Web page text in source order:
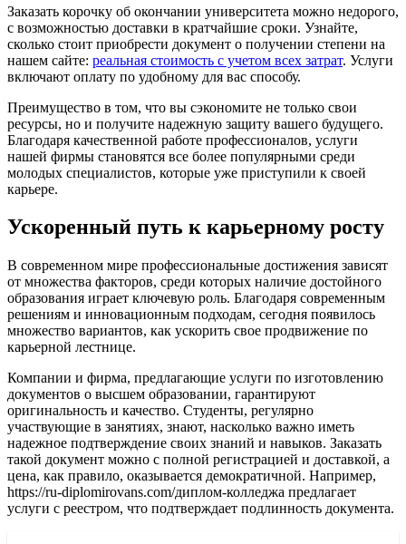
Заказать корочку об окончании университета можно недорого,
с возможностью доставки в кратчайшие сроки. Узнайте,
сколько стоит приобрести документ о получении степени на
нашем сайте: реальная стоимость с учетом всех затрат. Услуги
включают оплату по удобному для вас способу.
Преимущество в том, что вы сэкономите не только свои
ресурсы, но и получите надежную защиту вашего будущего.
Благодаря качественной работе профессионалов, услуги
нашей фирмы становятся все более популярными среди
молодых специалистов, которые уже приступили к своей
карьере.
Ускоренный путь к карьерному росту
В современном мире профессиональные достижения зависят
от множества факторов, среди которых наличие достойного
образования играет ключевую роль. Благодаря современным
решениям и инновационным подходам, сегодня появилось
множество вариантов, как ускорить свое продвижение по
карьерной лестнице.
Компании и фирма, предлагающие услуги по изготовлению
документов о высшем образовании, гарантируют
оригинальность и качество. Студенты, регулярно
участвующие в занятиях, знают, насколько важно иметь
надежное подтверждение своих знаний и навыков. Заказать
такой документ можно с полной регистрацией и доставкой, а
цена, как правило, оказывается демократичной. Например,
https://ru-diplomirovans.com/диплом-колледжа предлагает
услуги с реестром, что подтверждает подлинность документа.